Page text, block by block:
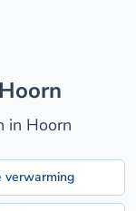
in Hoorn
verwarming